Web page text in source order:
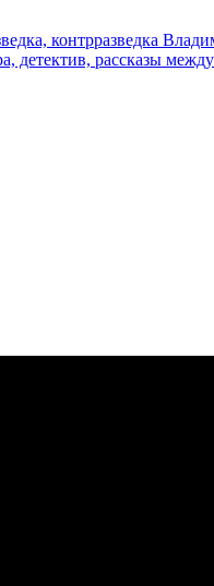
контрразведка
детектив, рассказы